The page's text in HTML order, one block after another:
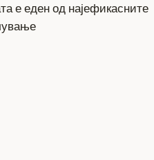
е еден од најефикасните